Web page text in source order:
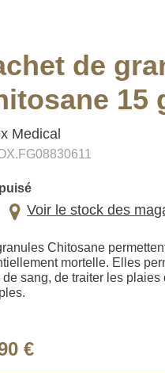
de
15
Medical
Voir le stock des
Chitosane
mortelle. Elles
de sang, de traiter les
€